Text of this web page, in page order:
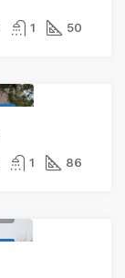
1 50
1 86